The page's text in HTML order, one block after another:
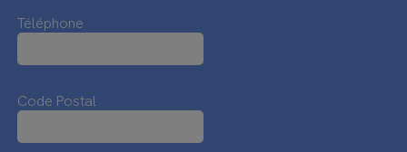
Téléphone
Code Postal